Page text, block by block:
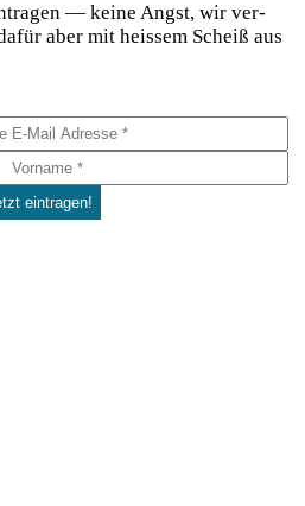
— kei­ne Angst, wir ver­
aber mit heis­sem Scheiß aus